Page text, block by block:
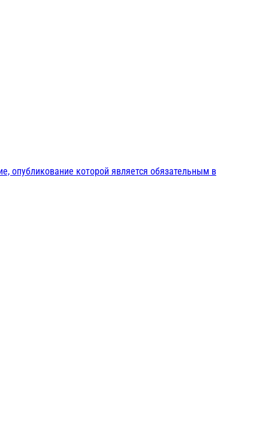
опубликование которой является обязательным в